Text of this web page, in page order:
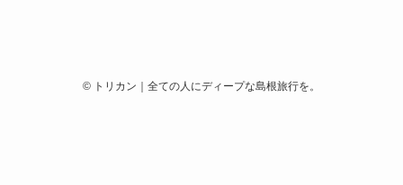
© トリカン｜全ての人にディープな島根旅行を。